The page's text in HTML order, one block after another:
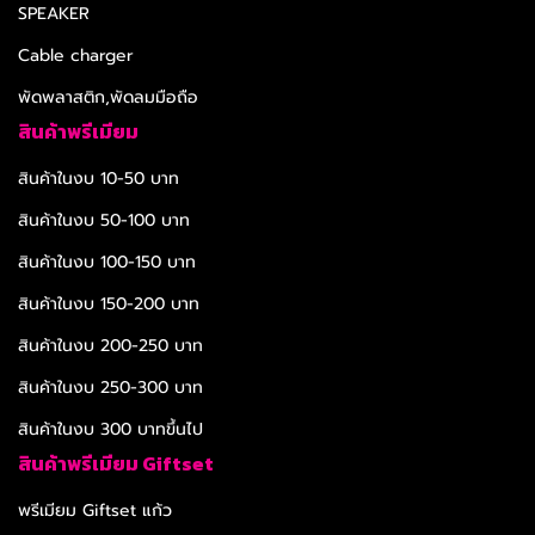
SPEAKER
Cable charger
พัดพลาสติก,พัดลมมือถือ
สินค้าพรีเมียม
สินค้าในงบ 10-50 บาท
สินค้าในงบ 50-100 บาท
สินค้าในงบ 100-150 บาท
สินค้าในงบ 150-200 บาท
สินค้าในงบ 200-250 บาท
สินค้าในงบ 250-300 บาท
สินค้าในงบ 300 บาทขึ้นไป
สินค้าพรีเมียม Giftset
พรีเมียม Giftset แก้ว